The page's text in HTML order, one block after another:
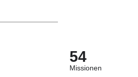
54
Missionen